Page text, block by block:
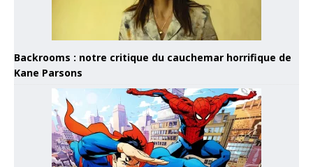
Backrooms : notre critique du cauchemar horrifique de
Kane Parsons